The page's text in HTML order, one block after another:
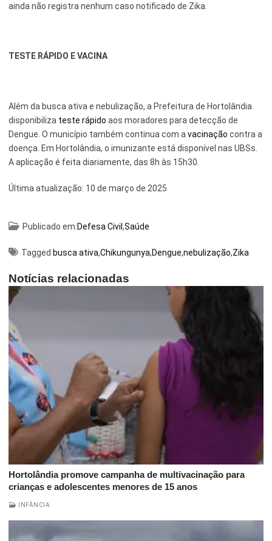
ainda não registra nenhum caso notificado de Zika.
TESTE RÁPIDO E VACINA
Além da busca ativa e nebulização, a Prefeitura de Hortolândia
disponibiliza teste rápido aos moradores para detecção de
Dengue. O município também continua com avacinação contra a
doença. Em Hortolândia, o imunizante está disponível nas UBSs.
A aplicação é feita diariamente, das 8h às 15h30.
Última atualização: 10 de março de 2025
Publicado em:Defesa Civil ,Saúde
Tagged busca ativa,Chikungunya,Dengue,nebulização,Zika
Notícias relacionadas
Hortolândia promove campanha de multivacinação para
crianças e adolescentes menores de 15 anos
INFÂNCIA